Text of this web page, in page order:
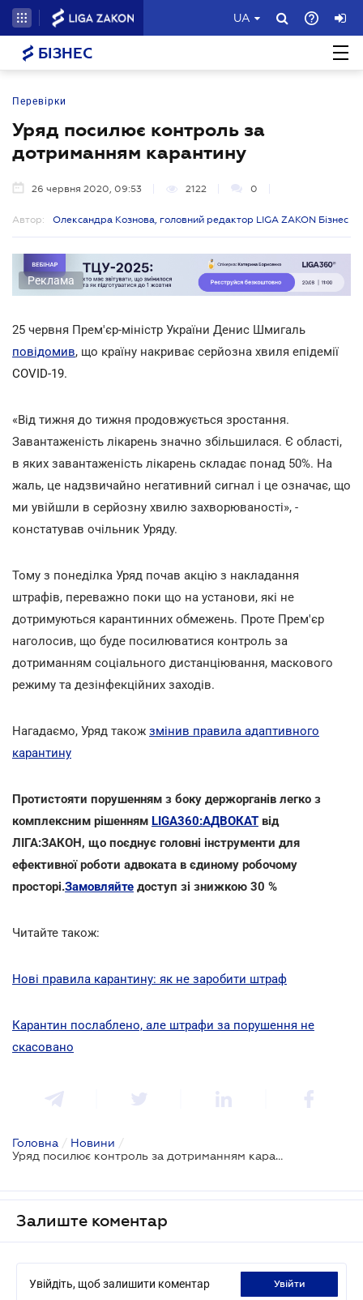
UA
БІЗНЕС
Перевірки
Уряд посилює контроль за
дотриманням карантину
26 червня 2020, 09:53 2122 0
Автор: Олександра Кознова, головний редактор LIGA ZAKON Бізнес
Реклама
25 червня Прем'єр-міністр України Денис Шмигаль
повідомив, що країну накриває серйозна хвиля епідемії
COVID-19.
«Від тижня до тижня продовжується зростання.
Завантаженість лікарень значно збільшилася. Є області,
в яких завантаженість лікарень складає понад 50%. На
жаль, це надзвичайно негативний сигнал і це означає, що
ми увійшли в серйозну хвилю захворюваності», -
констатував очільник Уряду.
Тому з понеділка Уряд почав акцію з накладання
штрафів, переважно поки що на установи, які не
дотримуються карантинних обмежень. Проте Прем'єр
наголосив, що буде посилюватися контроль за
дотриманням соціального дистанціювання, маскового
режиму та дезінфекційних заходів.
Нагадаємо, Уряд також змінив правила адаптивного
карантину
Протистояти порушенням з боку держорганів легко з
комплексним рішенням LIGA360:АДВОКАТ від
ЛІГА:ЗАКОН, що поєднує головні інструменти для
ефективної роботи адвоката в єдиному робочому
просторі.Замовляйте доступ зі знижкою 30 %
Читайте також:
Нові правила карантину: як не заробити штраф
Карантин послаблено, але штрафи за порушення не
скасовано
Головна / Новини /
Уряд посилює контроль за дотриманням карантину
Залиште коментар
Увійдіть, щоб залишити коментар увійти